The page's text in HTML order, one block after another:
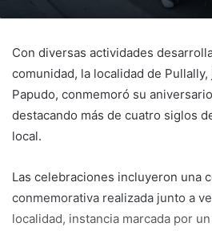
Con diversas actividades
comunidad, la localidad de
Papudo, conmemoró su
destacando más de cuatro siglos
local.
Las celebraciones incluyeron una
conmemorativa realizada junto a
localidad, instancia marcada por